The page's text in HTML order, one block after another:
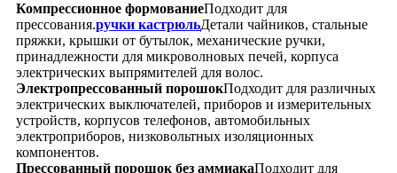
Компрессионное формованиеПодходит для
прессования.ручки кастрюльДетали чайников, стальные
пряжки, крышки от бутылок, механические ручки,
принадлежности для микроволновых печей, корпуса
электрических выпрямителей для волос.
Электропрессованный порошокПодходит для различных
электрических выключателей, приборов и измерительных
устройств, корпусов телефонов, автомобильных
электроприборов, низковольтных изоляционных
компонентов.
Прессованный порошок без аммиакаПодходит для